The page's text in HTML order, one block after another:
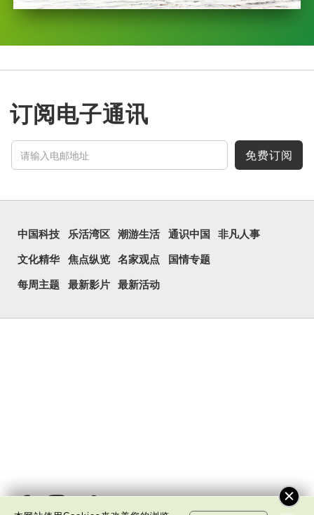
订阅电子通讯
免费订阅
中国科技 乐活湾区 潮游生活 通识中国 非凡人事
文化精华 焦点纵览 名家观点 国情专题
每周主题 最新影片 最新活动